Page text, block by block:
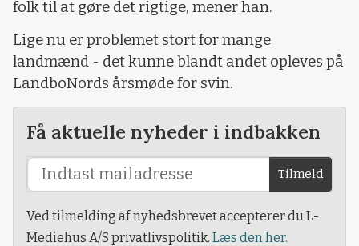
folk til at gøre det rigtige, mener han.
Lige nu er problemet stort for mange
landmænd - det kunne blandt andet opleves på
LandboNords årsmøde for svin.
Få aktuelle nyheder i indbakken
Tilmeld
Ved tilmelding af nyhedsbrevet accepterer du L-
Mediehus A/S privatlivspolitik. Læs den her.